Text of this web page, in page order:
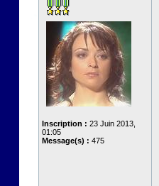
Inscription : 23 Juin 2013,
01:05
Message(s) : 475